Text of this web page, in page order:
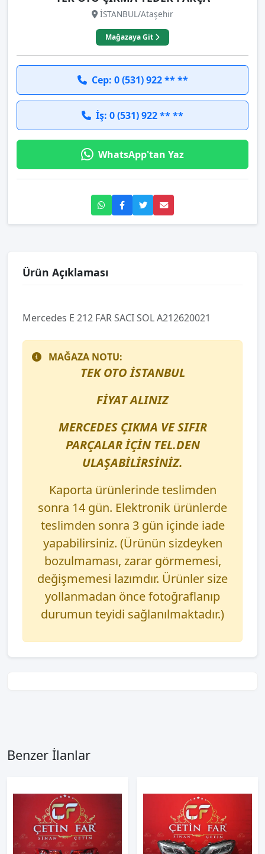
İSTANBUL/Ataşehir
Mağazaya Git
Cep: 0 (531) 922 ** **
İş: 0 (531) 922 ** **
WhatsApp'tan Yaz
Ürün Açıklaması
Mercedes E 212 FAR SACI SOL A212620021
MAĞAZA NOTU:
TEK OTO İSTANBUL
FİYAT ALINIZ
MERCEDES ÇIKMA VE SIFIR
PARÇALAR İÇİN TEL.DEN
ULAŞABİLİRSİNİZ.
Kaporta ürünlerinde teslimden
sonra 14 gün. Elektronik ürünlerde
teslimden sonra 3 gün içinde iade
yapabilirsiniz. (Ürünün sizdeyken
bozulmaması, zarar görmemesi,
değişmemesi lazımdır. Ürünler size
yollanmadan önce fotoğraflanıp
durumun teyidi sağlanılmaktadır.)
Benzer İlanlar